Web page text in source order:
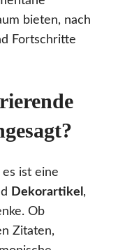
bieten, nach
Fortschritte
ist eine
Dekorartikel ,
Ob
Zitaten,